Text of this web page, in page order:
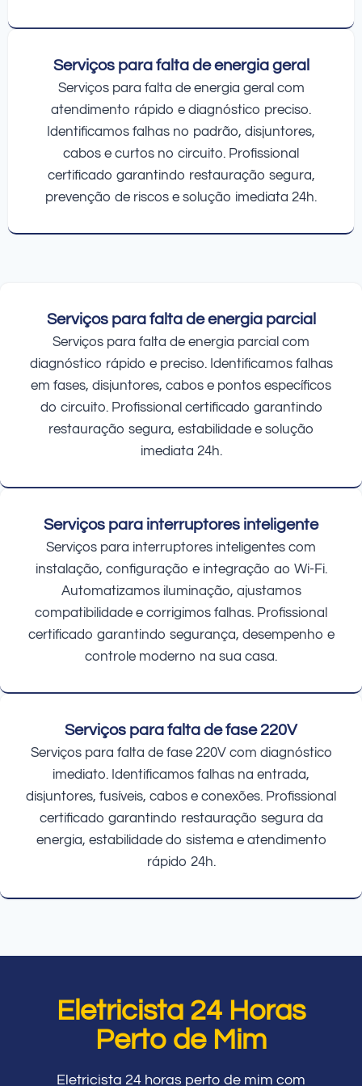
Serviços para falta de energia geral
Serviços para falta de energia geral com
atendimento rápido e diagnóstico preciso.
Identificamos falhas no padrão, disjuntores,
cabos e curtos no circuito. Profissional
certificado garantindo restauração segura,
prevenção de riscos e solução imediata 24h.
Serviços para falta de energia parcial
Serviços para falta de energia parcial com
diagnóstico rápido e preciso. Identificamos falhas
em fases, disjuntores, cabos e pontos específicos
do circuito. Profissional certificado garantindo
restauração segura, estabilidade e solução
imediata 24h.
Serviços para interruptores inteligente
Serviços para interruptores inteligentes com
instalação, configuração e integração ao Wi-Fi.
Automatizamos iluminação, ajustamos
compatibilidade e corrigimos falhas. Profissional
certificado garantindo segurança, desempenho e
controle moderno na sua casa.
Serviços para falta de fase 220V
Serviços para falta de fase 220V com diagnóstico
imediato. Identificamos falhas na entrada,
disjuntores, fusíveis, cabos e conexões. Profissional
certificado garantindo restauração segura da
energia, estabilidade do sistema e atendimento
rápido 24h.
Eletricista 24 Horas
Perto de Mim
Eletricista 24 horas perto de mim com